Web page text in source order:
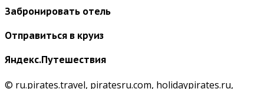
Забронировать отель
Отправиться в круиз
Яндекс.Путешествия
© ru.pirates.travel, piratesru.com, holidaypirates.ru,